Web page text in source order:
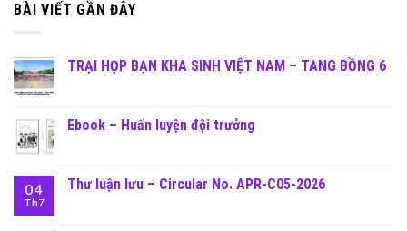
BÀI VIẾT GẦN ĐÂY
TRẠI HỌP BẠN KHA SINH VIỆT NAM – TANG BỒNG 6
Ebook – Huấn luyện đội trưởng
04
Th7
Thư luận lưu – Circular No. APR-C05-2026